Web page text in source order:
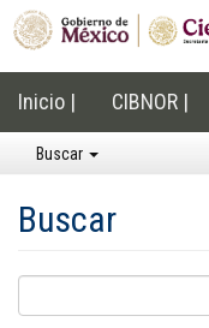
Inicio | CIBNOR |
Buscar
Buscar